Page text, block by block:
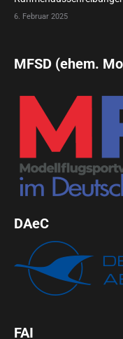
6. Februar 2025
MFSD (ehem.
DAeC
FAI